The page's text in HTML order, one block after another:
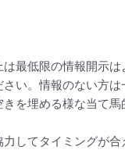
最低限の情報開示は
い。情報のない方
を埋める様な当て
してタイミングが